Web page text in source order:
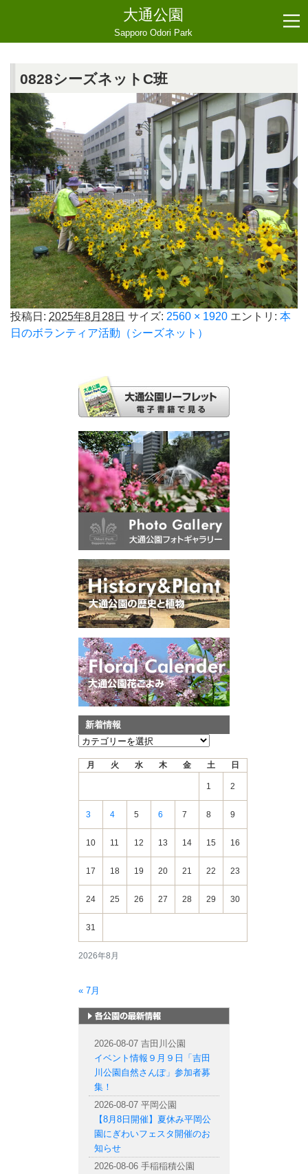
大通公園
Sapporo Odori Park
0828シーズネットC班
投稿日: 2025年8月28日 サイズ: 2560 × 1920 エントリ: 本
日のボランティア活動（シーズネット）
新着情報
新
2026年8月
月 火 水 木 金 土 日
1 2
3 4 5 6 7 8 9
10 11 12 13 14 15 16
17 18 19 20 21 22 23
24 25 26 27 28 29 30
31
« 7月
2026-08-07 吉田川公園
イベント情報９月９日「吉田
川公園自然さんぽ」参加者募
集！
2026-08-07 平岡公園
【8月8日開催】夏休み平岡公
園にぎわいフェスタ開催のお
知らせ
2026-08-06 手稲稲積公園